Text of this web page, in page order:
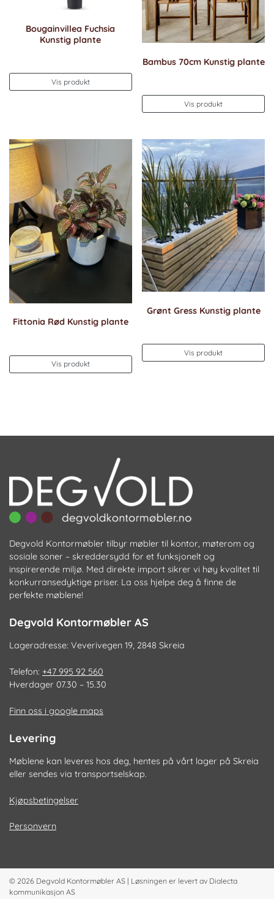
Bougainvillea Fuchsia
Kunstig plante
Vis produkt
Bambus 70cm Kunstig plante
Vis produkt
Fittonia Rød Kunstig plante
Vis produkt
Grønt Gress Kunstig plante
Vis produkt
Degvold Kontormøbler tilbyr møbler til kontor, møterom og
sosiale soner – skreddersydd for et funksjonelt og
inspirerende miljø. Med direkte import sikrer vi høy kvalitet til
konkurransedyktige priser. La oss hjelpe deg å finne de
perfekte møblene!
Degvold Kontormøbler AS
Lageradresse: Veverivegen 19, 2848 Skreia
Telefon: +47 995 92 560
Hverdager 07.30 – 15.30
Finn oss i google maps
Levering
Møblene kan leveres hos deg, hentes på vårt lager på Skreia
eller sendes via transportselskap.
Kjøpsbetingelser
Personvern
© 2026 Degvold Kontormøbler AS | Løsningen er levert av Dialecta
kommunikasjon AS